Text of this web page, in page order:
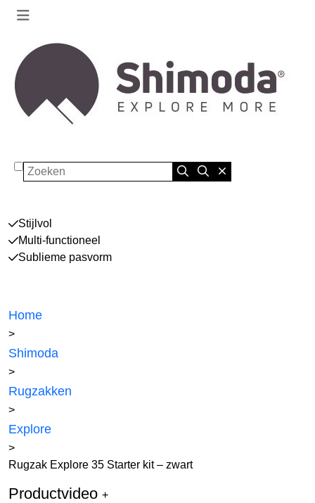
Zoeken
Stijlvol
Multi-functioneel
Sublieme pasvorm
Home
>
Shimoda
>
Rugzakken
>
Explore
>
Rugzak Explore 35 Starter kit – zwart
Productvideo +